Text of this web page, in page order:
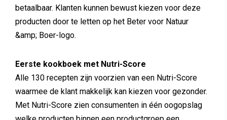
betaalbaar. Klanten kunnen bewust kiezen voor deze
producten door te letten op het Beter voor Natuur
&amp; Boer-logo.
Eerste kookboek met Nutri-Score
Alle 130 recepten zijn voorzien van een Nutri-Score
waarmee de klant makkelijk kan kiezen voor gezonder.
Met Nutri-Score zien consumenten in één oogopslag